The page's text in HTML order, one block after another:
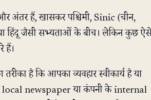
अंतर हैं, खासकर पश्चिमी, Sinic (चीन,
या हिंदू जैसी सभ्यताओं के बीच। लेकिन कुछ
हैं।
है कि आपका व्यवहार स्वीकार्य है या
local newspaper या कंपनी के internal